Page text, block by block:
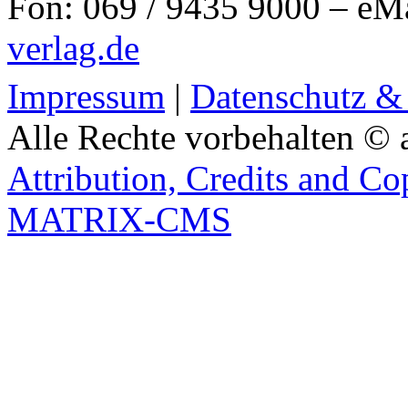
verlag.de
Impressum | Datenschutz
Alle Rechte vorbehalten ©
Attribution, Credits and
MATRIX-CMS